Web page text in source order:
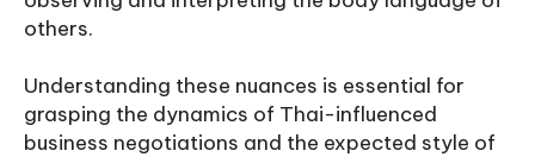
others.
Understanding these nuances is essential for
grasping the dynamics of Thai-influenced
business negotiations and the expected style of